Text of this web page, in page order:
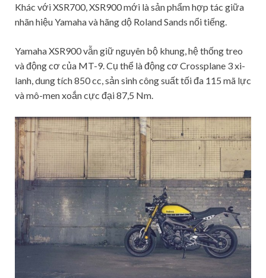
Khác với XSR700, XSR900 mới là sản phẩm hợp tác giữa
nhãn hiệu Yamaha và hãng dộ Roland Sands nổi tiếng.
Yamaha XSR900 vẫn giữ nguyên bộ khung, hệ thống treo
và động cơ của MT-9. Cụ thể là động cơ Crossplane 3 xi-
lanh, dung tích 850 cc, sản sinh công suất tối đa 115 mã lực
và mô-men xoắn cực đại 87,5 Nm.